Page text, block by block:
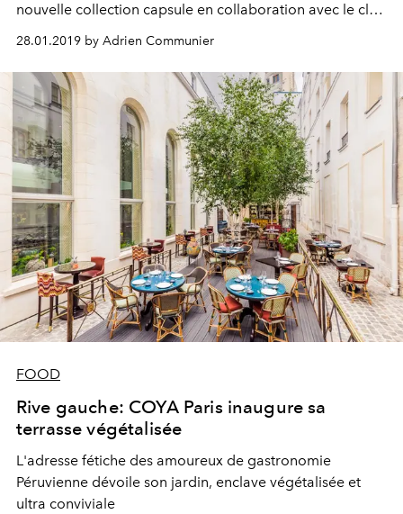
nouvelle collection capsule en collaboration avec le club
28.01.2019 by Adrien Communier
FOOD
Rive gauche: COYA Paris inaugure sa
terrasse végétalisée
L'adresse fétiche des amoureux de gastronomie
Péruvienne dévoile son jardin, enclave végétalisée et
ultra conviviale